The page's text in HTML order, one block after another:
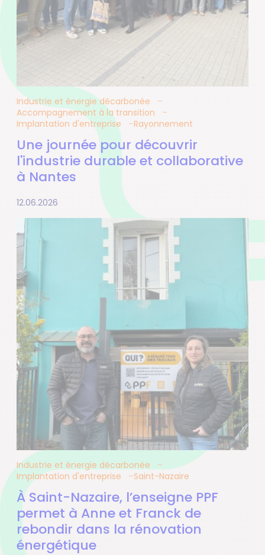
Industrie et énergie décarbonée
Accompagnement à la transition
Implantation d'entreprise
Rayonnement
Une journée pour découvrir
l'industrie durable et collaborative
à Nantes
12.06.2026
Industrie et énergie décarbonée
Implantation d'entreprise
Saint-Nazaire
À Saint-Nazaire, l’enseigne PPF
permet à Anne et Franck de
rebondir dans la rénovation
énergétique